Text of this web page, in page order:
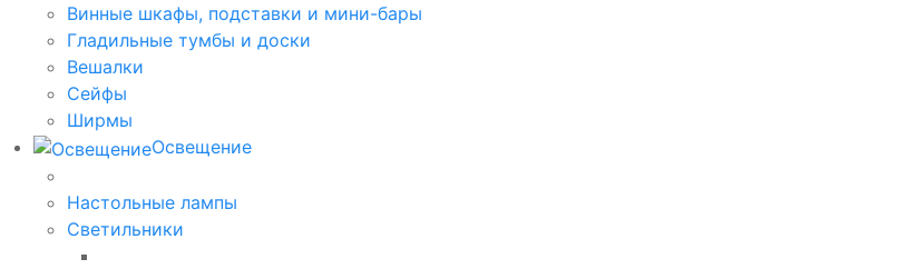
Винные шкафы, подставки и мини-бары
Гладильные тумбы и доски
Вешалки
Сейфы
Ширмы
Освещение
Настольные лампы
Светильники